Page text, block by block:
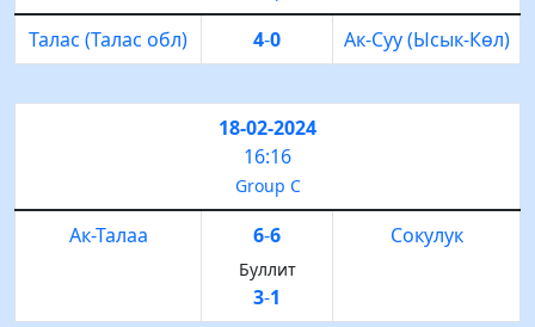
Талас (Талас обл) 4-0 Ак-Суу (Ысык-Көл)
18-02-2024
16:16
Group C
Ак-Талаа 6-6
Буллит
3-1
Сокулук